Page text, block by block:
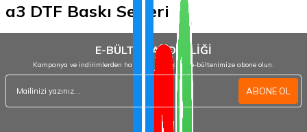
a3 DTF Baskı Setleri
E-BÜLTEN ABONELİĞİ
Kampanya ve indirimlerden haberdar olmak için e-bültenimize abone olun.
ABONE OL